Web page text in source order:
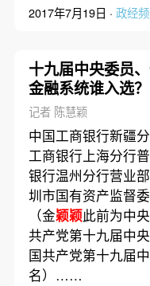
2017年7月19日 · 政经
十九届中央委员
金融系统谁入选？
记者 陈慧颖
中国工商银行新疆
工商银行上海分行
银行温州分行营业
圳市国有资产监督
（金颖颖此前为中
共产党第十九届中
国共产党第十九届
名）……